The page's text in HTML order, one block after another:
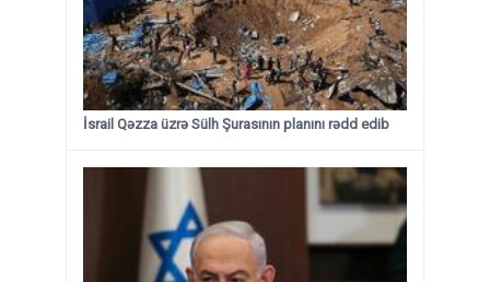
İsrail Qəzza üzrə Sülh Şurasının planını rədd edib